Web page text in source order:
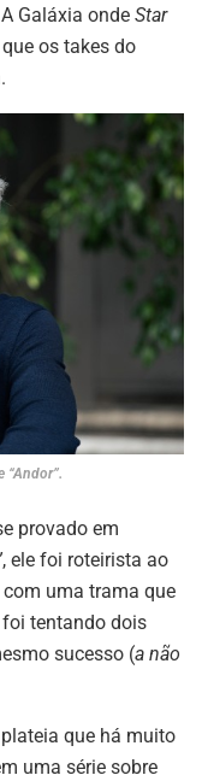
Galáxia onde Star
os takes do
“Andor”.
provado em
, ele foi roteirista ao
com uma trama que
tentando dois
sucesso (a não
que há muito
uma série sobre